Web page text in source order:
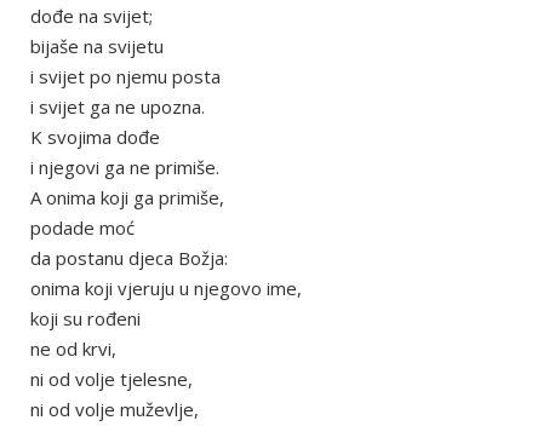
dođe na svijet;
bijaše na svijetu
i svijet po njemu posta
i svijet ga ne upozna.
K svojima dođe
i njegovi ga ne primiše.
A onima koji ga primiše,
podade moć
da postanu djeca Božja:
onima koji vjeruju u njegovo ime,
koji su rođeni
ne od krvi,
ni od volje tjelesne,
ni od volje muževlje,